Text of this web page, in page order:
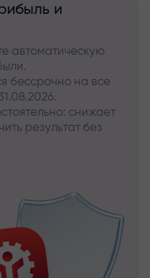
и
автоматическую
бессрочно на все
снижает
результат без